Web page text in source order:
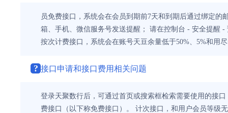
员免费接口，系统会在会员到期前7天和到期后通过绑定
箱、手机、微信服务号发送提醒； 请在控制台 - 安全提醒
按次计费接口，系统会在账号天豆余量低于50%、5%和用
? 接口申请和接口费用相关问题
登录天聚数行后，可通过首页或搜索框检索需要使用的接
费接口（以下称免费接口）。 计次接口，和用户会员等级